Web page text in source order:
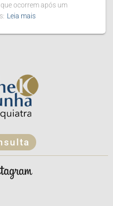
ocorrem após um
Leia mais